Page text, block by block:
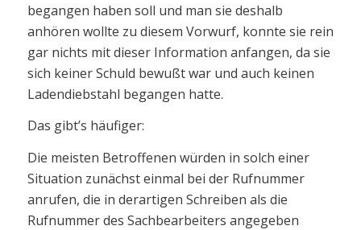
begangen haben soll und man sie deshalb
anhören wollte zu diesem Vorwurf, konnte sie rein
gar nichts mit dieser Information anfangen, da sie
sich keiner Schuld bewußt war und auch keinen
Ladendiebstahl begangen hatte.
Das gibt’s häufiger:
Die meisten Betroffenen würden in solch einer
Situation zunächst einmal bei der Rufnummer
anrufen, die in derartigen Schreiben als die
Rufnummer des Sachbearbeiters angegeben